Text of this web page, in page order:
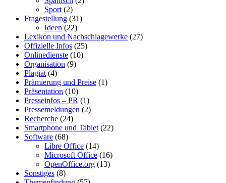
Sport (2)
Fragestellung (31)
Ideen (22)
Lexikon und Nachschlagewerke (27)
Offizielle Infos (25)
Onlinedienste (10)
Organisation (9)
Plagiat (4)
Prämierung und Preise (1)
Präsentation (10)
Presseinfos – PR (1)
Pressemeldungen (2)
Recherche (24)
Smartphone und Tablet (22)
Software (68)
Libre Office (14)
Microsoft Office (16)
OpenOffice.org (13)
Sonstiges (8)